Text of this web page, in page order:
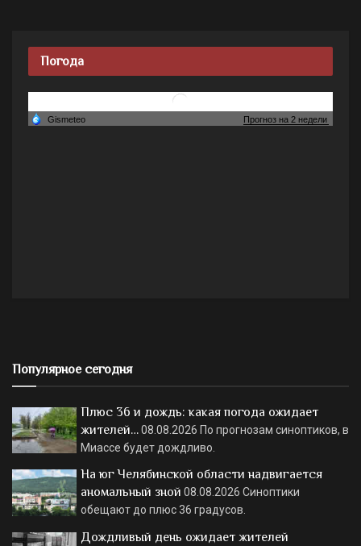
Погода
Популярное сегодня
Плюс 36 и дождь: какая погода ожидает
жителей…08.08.2026 По прогнозам синоптиков, в
Миассе будет дождливо.
На юг Челябинской области надвигается
аномальный зной 08.08.2026 Синоптики
обещают до плюс 36 градусов.
Дождливый день ожидает жителей